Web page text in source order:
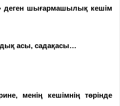
деген шы­ғар­­ма­шылық кешім
асы, садақасы…
менің кешімнің төрінде